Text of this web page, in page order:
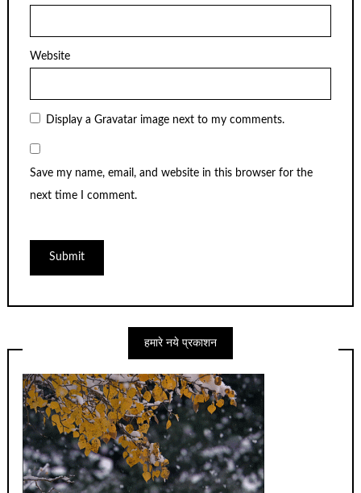
Website
Display aGravatar image next to my comments.
Save my name, email, and website in this browser for the
next time I comment.
हमारे नये प्रकाशन